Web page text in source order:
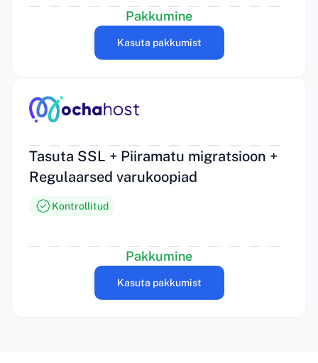
Pakkumine
Kasuta pakkumist
Tasuta SSL + Piiramatu migratsioon +
Regulaarsed varukoopiad
Kontrollitud
Pakkumine
Kasuta pakkumist